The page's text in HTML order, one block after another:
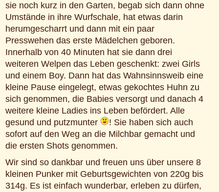
sie noch kurz in den Garten, begab sich dann ohne
Umstände in ihre Wurfschale, hat etwas darin
herumgescharrt und dann mit ein paar
Presswehen das erste Mädelchen geboren.
Innerhalb von 40 Minuten hat sie dann drei
weiteren Welpen das Leben geschenkt: zwei Girls
und einem Boy. Dann hat das Wahnsinnsweib eine
kleine Pause eingelegt, etwas gekochtes Huhn zu
sich genommen, die Babies versorgt und danach 4
weitere kleine Ladies ins Leben befördert. Alle
gesund und putzmunter
! Sie haben sich auch
sofort auf den Weg an die Milchbar gemacht und
die ersten Shots genommen.
Wir sind so dankbar und freuen uns über unsere 8
kleinen Punker mit Geburtsgewichten von 220g bis
314g. Es ist einfach wunderbar, erleben zu dürfen,